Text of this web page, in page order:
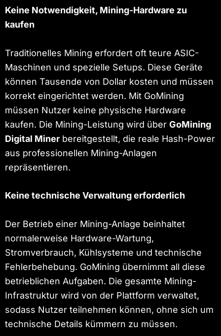
Keine Notwendigkeit, Mining-Hardware zu
kaufen
Traditionelles Mining erfordert oft teure ASIC-
Maschinen und spezielle Setups. Diese Geräte
können Tausende von Dollar kosten und müssen
korrekt eingerichtet werden. Mit GoMining
müssen Nutzer keine physische Hardware
kaufen. Die Mining-Leistung wird über GoMining
Digital Miner bereitgestellt, die reale Hash-Power
aus professionellen Mining-Anlagen
repräsentieren.
Keine technische Verwaltung erforderlich
Der Betrieb einer Mining-Anlage beinhaltet
normalerweise Hardware-Wartung,
Stromverbrauch, Kühlsysteme und technische
Fehlerbehebung. GoMining übernimmt all diese
betrieblichen Aufgaben. Die gesamte Mining-
Infrastruktur wird von der Plattform verwaltet,
sodass Nutzer teilnehmen können, ohne sich um
technische Details kümmern zu müssen.